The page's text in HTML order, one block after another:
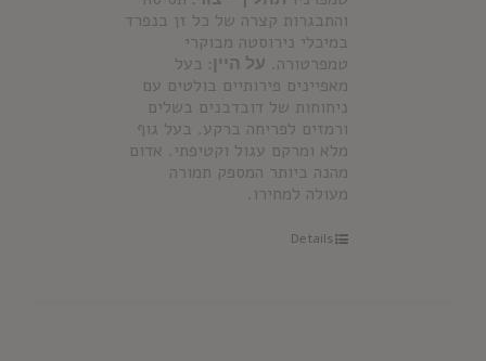
והתבגרות קצרה של כל זן בנפרד
במיכלי נירוסטה מבוקרי
טמפרטורה. על היין: בעל
מאפיינים פירותיים בולטים עם
ניחוחות של דובדבנים בשלים
ורמזים לפריחה ברקע. בעל גוף
מלא ומרקם עגול וקטיפתי. אדום
מהנה ביותר המספק תמורה
מעולה למחירו.
Details